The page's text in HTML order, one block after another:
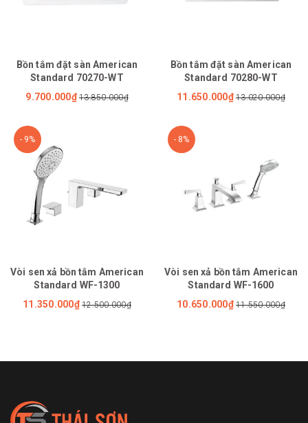
Bồn tắm đặt sàn American
Standard 70270-WT
9.700.000₫ 13.850.000₫
Bồn tắm đặt sàn American
Standard 70280-WT
11.650.000₫ 13.020.000₫
- 9%
Vòi sen xả bồn tắm American
Standard WF-1300
11.350.000₫ 12.500.000₫
- 8%
Vòi sen xả bồn tắm American
Standard WF-1600
10.650.000₫ 11.550.000₫